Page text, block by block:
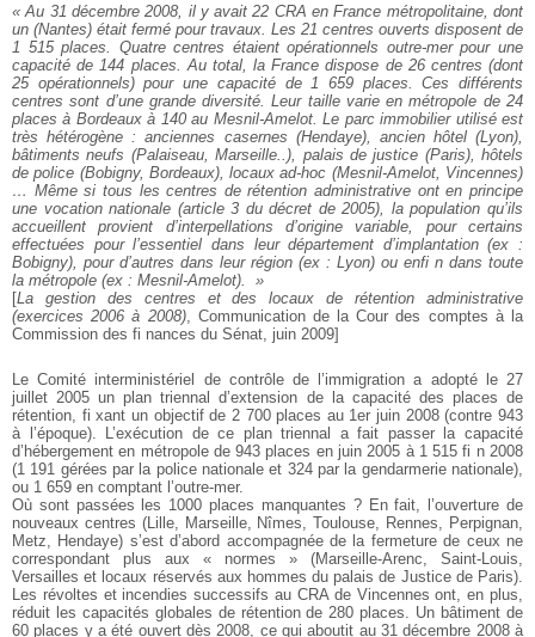
« Au 31 décembre 2008, il y avait 22 CRA en France métropolitaine, dont
un (Nantes) était fermé pour travaux. Les 21 centres ouverts disposent de
1 515 places. Quatre centres étaientopérationnels outre-mer pour une
capacité de 144 places. Autotal, la France dispose de 26 centres (dont
25 opérationnels)pour une capacité de 1 659 places. Ces différents
centres sont d’une grande diversité. Leur taille varie en métropole de 24
places à Bordeaux à 140 au Mesnil-Amelot. Le parc immobilierutilisé est
très hétérogène : anciennes casernes (Hendaye),
ancien hôtel (Lyon),
bâtiments neufs (Palaiseau, Marseille..),
palais de justice (Paris), hôtels
de police (Bobigny, Bordeaux), locaux ad-hoc (Mesnil-Amelot, Vincennes)
… Même si tous les centres de rétention administrative ont en principe
une vocation nationale (article 3 du décret de 2005), la population qu’ils
accueillent provient d’interpellations d’origine variable,
pour certains
effectuées pour l’essentiel dans leur département d’implantation (ex :
Bobigny), pour d’autres dans leur région (ex : Lyon) ou enfi n dans toute
la métropole (ex : Mesnil-Amelot).
»
[La gestion des centres et des locaux de rétention administrative
(exercices 2006 à 2008), Communication de la Cour des comptes à la
Commission des fi nances du Sénat, juin 2009]
Le Comité interministériel de contrôle de l’immigration a adopté le 27
juillet 2005 un plan triennal d’extension de lacapacité des places de
rétention, fi xant un objectif de 2 700places au 1er juin 2008 (contre 943
à l’époque). L’exécution de ce plan triennal a fait passer la capacité
d’hébergement en métropole de 943 places en juin 2005 à 1 515 fi n 2008
(1 191 gérées par la police nationale et 324 par la gendarmerienationale),
ou 1 659 en comptant l’outre-mer.
Où sont passées les 1000 places manquantes ? En fait,
l’ouverture de
nouveaux centres (Lille, Marseille, Nîmes,
Toulouse, Rennes, Perpignan,
Metz, Hendaye) s’est d’abord accompagnée de la fermeture de ceux ne
correspondant plus aux « normes » (Marseille-Arenc, Saint-Louis,
Versailles et locaux réservés aux hommes du palais de Justice de Paris).
Les révoltes et incendies successifs au CRA de Vincennes ont, en plus,
réduit les capacités globales de rétention de 280 places.
Un bâtiment de
60 places y a été ouvert dès 2008, ce qui aboutit au 31 décembre 2008 à